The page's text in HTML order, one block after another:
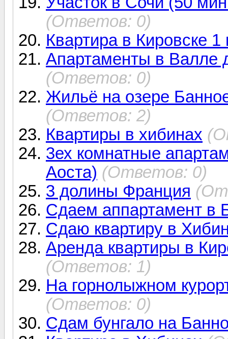
(Ответов: 0)
Квартира в Кировске 1
Апартаменты в Валле
(Ответов: 0)
Жильё на озере
(Ответов: 2)
Квартиры в хибинах
3ех комнатные
Аоста) (Ответов: 0)
3 долины Франция
Сдаем аппартамент в
Сдаю квартиру в
Аренда квартиры в
(Ответов: 1)
На горнолыжном
(Ответов: 0)
Сдам бунгало на